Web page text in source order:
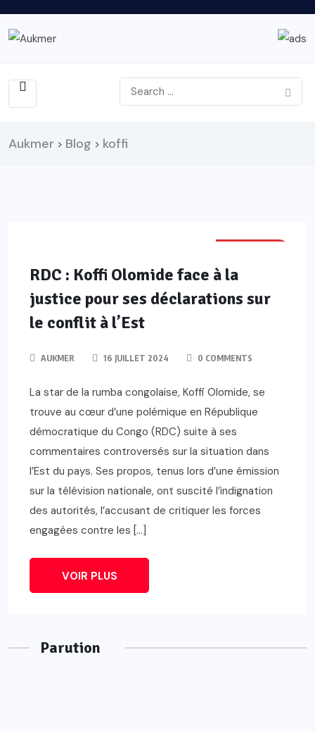
Aukmer > Blog > koffi
RDC : Koffi Olomide face à la
justice pour ses déclarations sur
le conflit à l’Est
AUKMER 16 JUILLET 2024 0 COMMENTS
La star de la rumba congolaise, Koffi Olomide, se
trouve au cœur d’une polémique en République
démocratique du Congo (RDC) suite à ses
commentaires controversés sur la situation dans
l’Est du pays. Ses propos, tenus lors d’une émission
sur la télévision nationale, ont suscité l’indignation
des autorités, l’accusant de critiquer les forces
engagées contre les […]
VOIR PLUS
Parution